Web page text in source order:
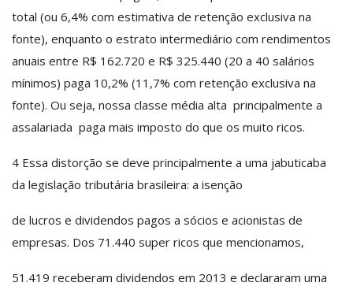
total (ou 6,4% com estimativa de retenção exclusiva na
fonte), enquanto o estrato intermediário com rendimentos
anuais entre R$ 162.720 e R$ 325.440 (20 a 40 salários
mínimos) paga 10,2% (11,7% com retenção exclusiva na
fonte). Ou seja, nossa classe média alta ­ principalmente a
assalariada ­ paga mais imposto do que os muito ricos.
4­ Essa distorção se deve principalmente a uma jabuticaba
da legislação tributária brasileira: a isenção
de lucros e dividendos pagos a sócios e acionistas de
empresas. Dos 71.440 super ricos que mencionamos,
51.419 receberam dividendos em 2013 e declararam uma